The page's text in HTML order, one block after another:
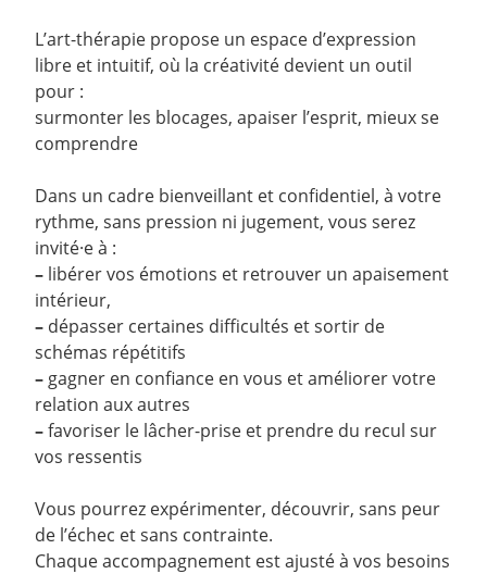
L’art-thérapie propose un espace d’expression
libre et intuitif, où la créativité devient un outil
pour :
surmonter les blocages, apaiser l’esprit, mieux se
comprendre
Dans un cadre bienveillant et confidentiel, à votre
rythme, sans pression ni jugement, vous serez
invité·e à :
– libérer vos émotions et retrouver un apaisement
intérieur,
– dépasser certaines difficultés et sortir de
schémas répétitifs
– gagner en confiance en vous et améliorer votre
relation aux autres
–favoriser le lâcher-prise et prendre du recul sur
vos ressentis
Vous pourrez expérimenter, découvrir, sans peur
de l’échec et sans contrainte.
Chaque accompagnement est ajusté à vos besoins